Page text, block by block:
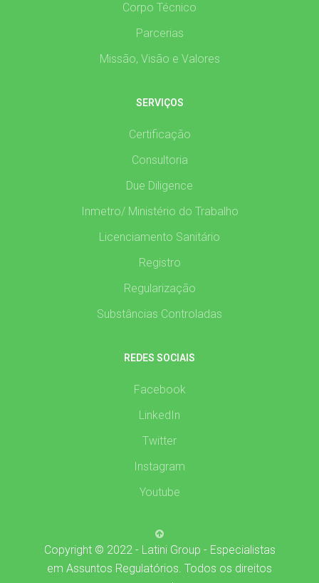
Corpo Técnico
Parcerias
Missão, Visão e Valores
SERVIÇOS
Certificação
Consultoria
Due Diligence
Inmetro/ Ministério do Trabalho
Licenciamento Sanitário
Registro
Regularização
Substâncias Controladas
REDES SOCIAIS
Facebook
LinkedIn
Twitter
Instagram
Youtube
Copyright © 2022 - Latini Group - Especialistas
em Assuntos Regulatórios. Todos os direitos